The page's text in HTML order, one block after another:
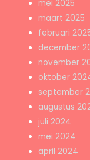
mei 2025
maart 2025
februari
december
november
oktober
september
augustus
juli 2024
mei 2024
april 2024